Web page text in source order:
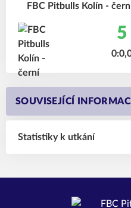
FBC Pitbulls Kolín -
5
SOUVISEJÍCÍ
Statistiky k utkání